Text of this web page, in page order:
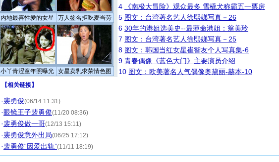
内地最喜性爱的女星 万人签名拒吃麦当劳
小丫青涩童年照曝光 女星卖乳求荣情色图
4
《南极大冒险》观众最多 雪橇犬称霸五一票房
5 图文：台湾著名艺人徐熙娣写真－26
6 30年的港姐选美史--最薄命港姐：翁美玲
7 图文：台湾著名艺人徐熙娣写真－25
8 图文：韩国当红女星崔智友个人写真集-6
9 青春偶像《蓝色大门》主要演员介绍
10 图文：欧美著名人气偶像奥黛丽-赫本-10
【相关链接】
·裴勇俊(06/14 11:31)
·眼镜王子裴勇俊(11/20 08:36)
·裴勇俊做一哥(12/13 15:11)
·裴勇俊意外出局(06/25 17:12)
·裴勇俊“因爱出轨”(11/11 18:19)